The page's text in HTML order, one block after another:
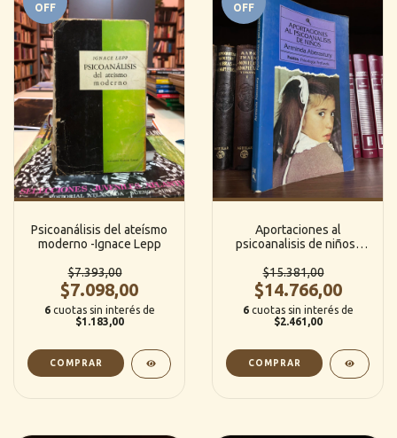
OFF
Psicoanálisis del ateísmo
moderno -Ignace Lepp
$7.393,00
$7.098,00
6 cuotas sin interés de
$1.183,00
OFF
Aportaciones al
psicoanalisis de niños-
Paidós)
$15.381,00
$14.766,00
6 cuotas sin interés de
$2.461,00